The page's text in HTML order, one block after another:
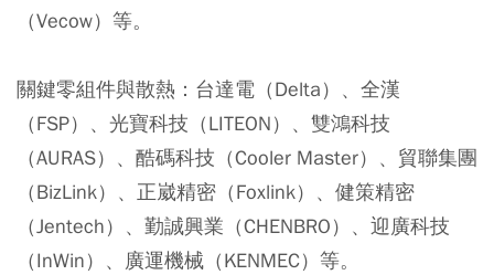
（Vecow）等。
關鍵零組件與散熱： 台達電（Delta）、全漢
（FSP）、光寶科技（LITEON）、雙鴻科技
（AURAS）、酷碼科技（Cooler Master）、貿聯集團
（BizLink）、正崴精密（Foxlink）、健策精密
（Jentech）、勤誠興業（CHENBRO）、迎廣科技
（InWin）、廣運機械（KENMEC）等。